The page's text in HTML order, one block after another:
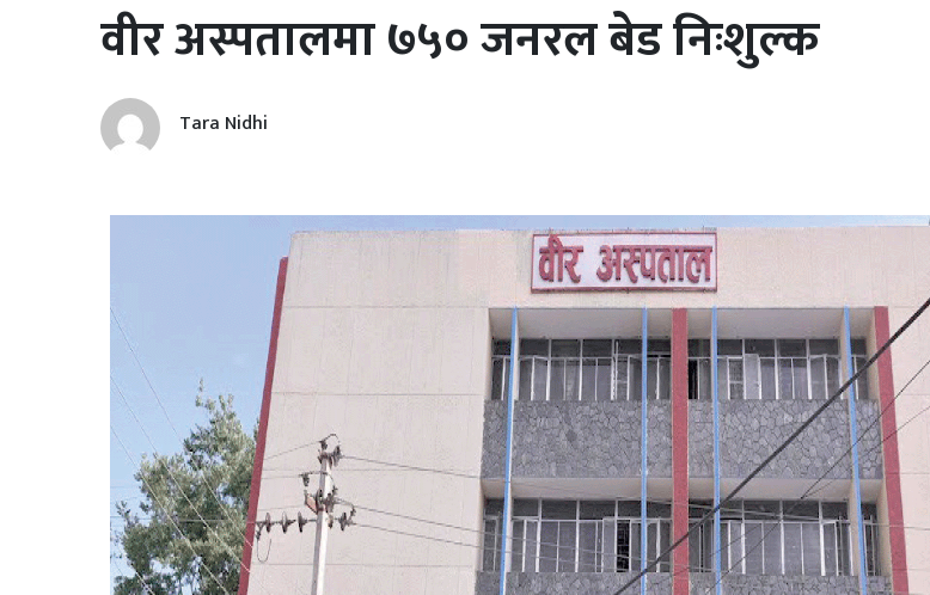
वीर अस्पतालमा ७५० जनरल बेड निःशुल्क
Tara Nidhi